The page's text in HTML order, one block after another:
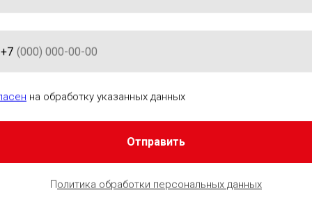
ПРАВОВОГО
Руководители
Уверенность в
безопасности
+7
на обработку указанных данных
Отправить
Политика обработки персональных данных